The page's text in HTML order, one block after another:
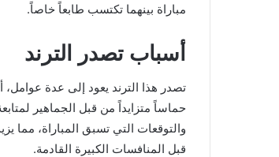
مباراة بينهما تكتسب طابعاً خاصاً.
أسباب تصدر الترند
تصدر هذا الترند يعود إلى عدة عوامل،
حماساً متزايداً من قبل الجماهير
والتوقعات التي تسبق المباراة، مما
قبل المنافسات الكبيرة القادمة.